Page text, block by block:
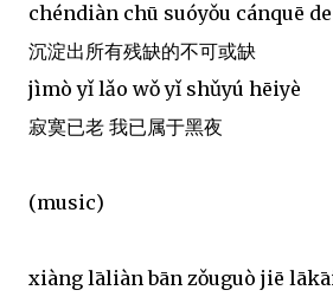
chéndiàn chū suóyǒu cánquē
沉淀出所有残缺的不可或缺
jìmò yǐ lǎo wǒ yǐ shǔyú hēiyè
寂寞已老 我已属于黑夜
(music)
xiàng lāliàn bān zǒuguò jiē